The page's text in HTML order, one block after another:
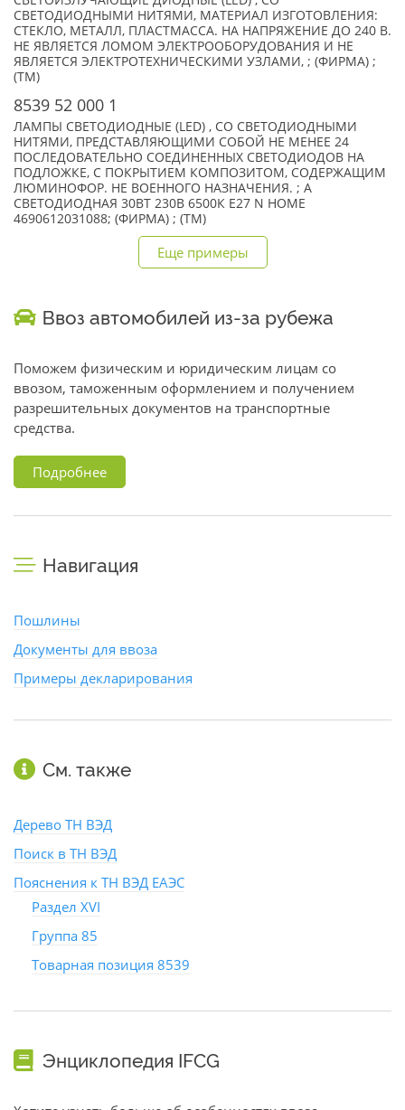
СВЕТОДИОДНЫМИ НИТЯМИ, МАТЕРИАЛ ИЗГОТОВЛЕНИЯ:
СТЕКЛО, МЕТАЛЛ, ПЛАСТМАССА. НА НАПРЯЖЕНИЕ ДО 240 В.
НЕ ЯВЛЯЕТСЯ ЛОМОМ ЭЛЕКТРООБОРУДОВАНИЯ И НЕ
ЯВЛЯЕТСЯ ЭЛЕКТРОТЕХНИЧЕСКИМИ УЗЛАМИ, ; (ФИРМА) ;
(TM)
8539 52 000 1
ЛАМПЫ СВЕТОДИОДНЫЕ (LED) , СО СВЕТОДИОДНЫМИ
НИТЯМИ, ПРЕДСТАВЛЯЮЩИМИ СОБОЙ НЕ МЕНЕЕ 24
ПОСЛЕДОВАТЕЛЬНО СОЕДИНЕННЫХ СВЕТОДИОДОВ НА
ПОДЛОЖКЕ, С ПОКРЫТИЕМ КОМПОЗИТОМ, СОДЕРЖАЩИМ
ЛЮМИНОФОР. НЕ ВОЕННОГО НАЗНАЧЕНИЯ. ; А
СВЕТОДИОДНАЯ 30ВТ 230В 6500К Е27 N HOME
4690612031088; (ФИРМА) ; (TM)
Еще примеры
Ввоз автомобилей из-за рубежа
Поможем физическим и юридическим лицам со
ввозом, таможенным оформлением и получением
разрешительных документов на транспортные
средства.
Подробнее
Навигация
Пошлины
Документы для ввоза
Примеры декларирования
См. также
Дерево ТН ВЭД
Поиск в ТН ВЭД
Пояснения к ТН ВЭД ЕАЭС
Раздел XVI
Группа 85
Товарная позиция 8539
Энциклопедия IFCG